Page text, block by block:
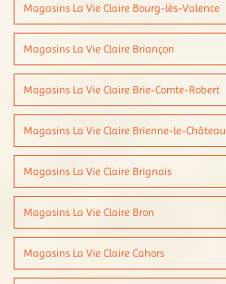
Magasins La Vie Claire Bourg-lès-Valence
Magasins La Vie Claire Briançon
Magasins La Vie Claire Brie-Comte-Robert
Magasins La Vie Claire Brienne-le-Château
Magasins La Vie Claire Brignais
Magasins La Vie Claire Bron
Magasins La Vie Claire Cahors